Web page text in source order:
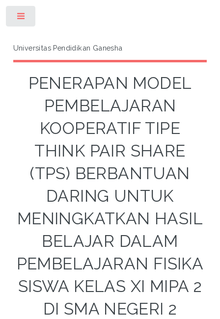
Universitas Pendidikan Ganesha
PENERAPAN MODEL
PEMBELAJARAN
KOOPERATIF TIPE
THINK PAIR SHARE
(TPS) BERBANTUAN
DARING UNTUK
MENINGKATKAN HASIL
BELAJAR DALAM
PEMBELAJARAN FISIKA
SISWA KELAS XI MIPA 2
DI SMA NEGERI 2